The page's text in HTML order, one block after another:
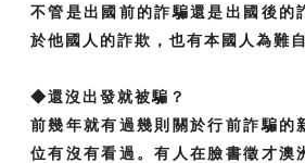
不管是出國前的詐騙還是出國後的
於他國人的詐欺，也有本國人為難
◆還沒出發就被騙？
前幾年就有過幾則關於行前詐騙的
位有沒有看過。有人在臉書徵才澳